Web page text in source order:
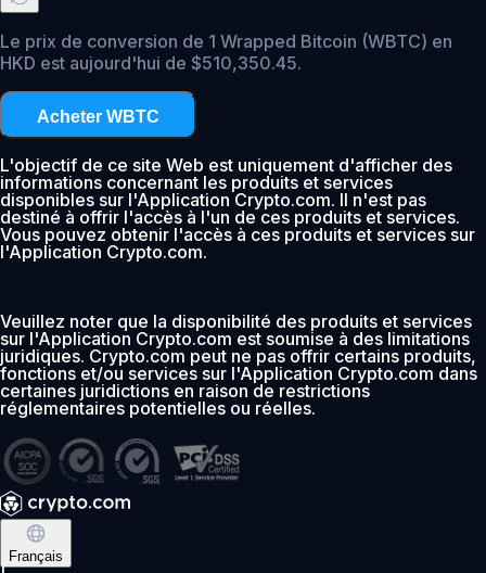
Le prix de conversion de 1 Wrapped Bitcoin (WBTC) en
HKD est aujourd'hui de $510,350.45.
Acheter WBTC
L'objectif de ce site Web est uniquement d'afficher des
informations concernant les produits et services
disponibles sur l'Application Crypto.com. Il n'est pas
destiné à offrir l'accès à l'un de ces produits et services.
Vous pouvez obtenir l'accès à ces produits et services sur
l'Application Crypto.com.
Veuillez noter que la disponibilité des produits et services
sur l'Application Crypto.com est soumise à des limitations
juridiques. Crypto.com peut ne pas offrir certains produits,
fonctions et/ou services sur l'Application Crypto.com dans
certaines juridictions en raison de restrictions
réglementaires potentielles ou réelles.
Français